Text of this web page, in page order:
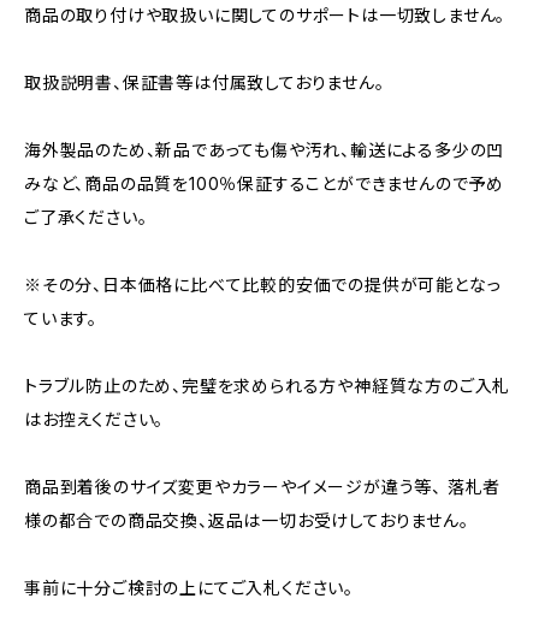
商品の取り付けや取扱いに関してのサポートは一切致しません。
取扱説明書、保証書等は付属致しておりません。
海外製品のため、新品であっても傷や汚れ、輸送による多少の凹
みなど、商品の品質を100％保証することができませんので予め
ご了承ください。
※その分、日本価格に比べて比較的安価での提供が可能となっ
ています。
トラブル防止のため、完璧を求められる方や神経質な方のご入札
はお控えください。
商品到着後のサイズ変更やカラーやイメージが違う等、 落札者
様の都合での商品交換、返品は一切お受けしておりません。
事前に十分ご検討の上にてご入札ください。